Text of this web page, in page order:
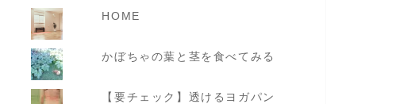
HOME
かぼちゃの葉と茎を食べてみる
【要チェック】透けるヨガパン